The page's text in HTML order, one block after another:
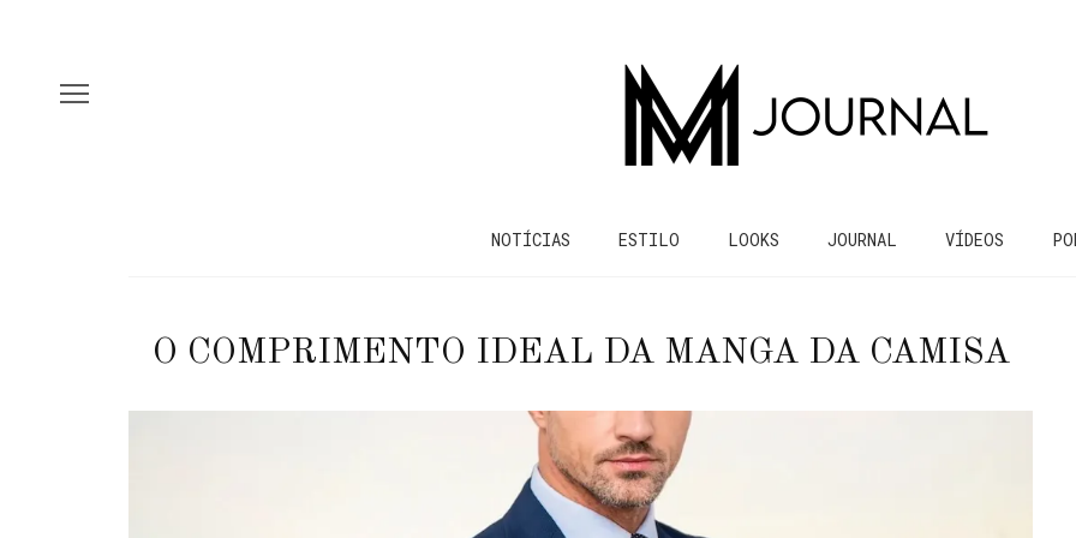
NOTÍCIAS ESTILO LOOKS JOURNAL VÍDEOS
O COMPRIMENTO IDEAL DA MANGA DA CAMISA